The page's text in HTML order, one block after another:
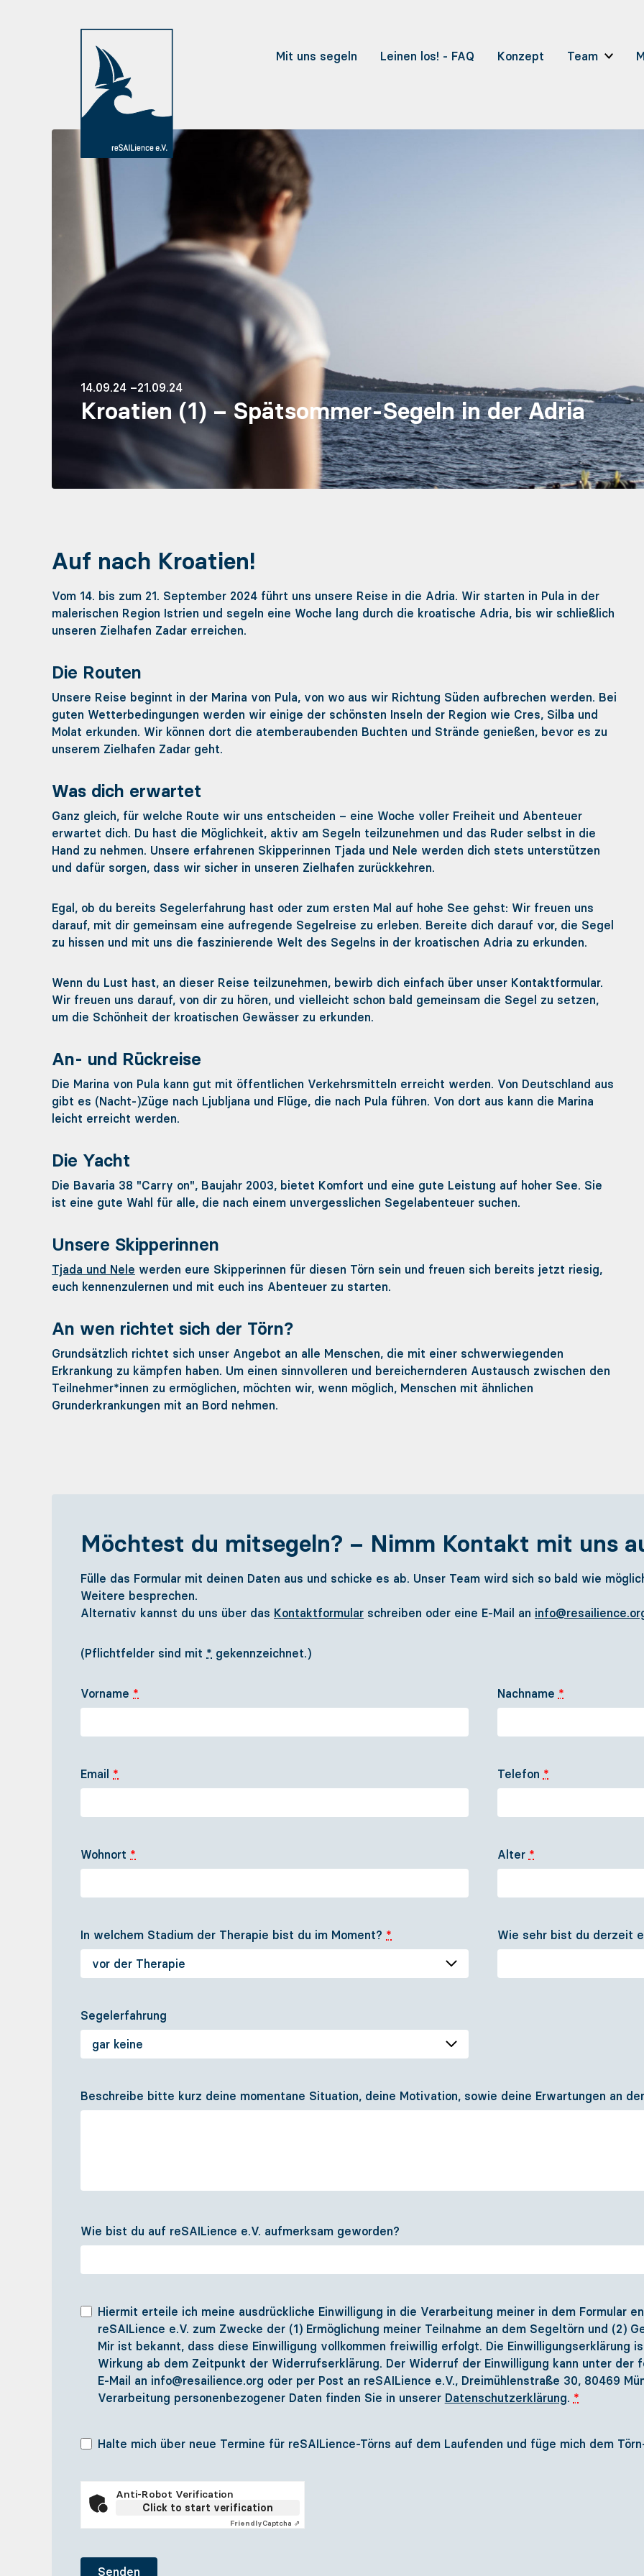
Leinen los! - FAQ
Konzept
Unser Team
Medien
EN
Mit uns segeln Leinen los! - FAQ Konzept Team
14.09.24 –21.09.24
Kroatien (1) – Spätsommer-Segeln in der Adria
Auf nach Kroatien!
Vom 14. bis zum 21. September 2024 führt uns unsere Reise in die Adria. Wir starten in Pula in der
malerischen Region Istrien und segeln eine Woche lang durch die kroatische Adria, bis wir schließlich
unseren Zielhafen Zadar erreichen.
Die Routen
Unsere Reise beginnt in der Marina von Pula, von wo aus wir Richtung Süden aufbrechen werden. Bei
guten Wetterbedingungen werden wir einige der schönsten Inseln der Region wie Cres, Silba und
Molat erkunden. Wir können dort die atemberaubenden Buchten und Strände genießen, bevor es zu
unserem Zielhafen Zadar geht.
Was dich erwartet
Ganz gleich, für welche Route wir uns entscheiden – eine Woche voller Freiheit und Abenteuer
erwartet dich. Du hast die Möglichkeit, aktiv am Segeln teilzunehmen und das Ruder selbst in die
Hand zu nehmen. Unsere erfahrenen Skipperinnen Tjada und Nele werden dich stets unterstützen
und dafür sorgen, dass wir sicher in unseren Zielhafen zurückkehren.
Egal, ob du bereits Segelerfahrung hast oder zum ersten Mal auf hohe See gehst: Wir freuen uns
darauf, mit dir gemeinsam eine aufregende Segelreise zu erleben. Bereite dich darauf vor, die Segel
zu hissen und mit uns die faszinierende Welt des Segelns in der kroatischen Adria zu erkunden.
Wenn du Lust hast, an dieser Reise teilzunehmen, bewirb dich einfach über unser Kontaktformular.
Wir freuen uns darauf, von dir zu hören, und vielleicht schon bald gemeinsam die Segel zu setzen,
um die Schönheit der kroatischen Gewässer zu erkunden.
An- und Rückreise
Die Marina von Pula kann gut mit öffentlichen Verkehrsmitteln erreicht werden. Von Deutschland aus
gibt es (Nacht-)Züge nach Ljubljana und Flüge, die nach Pula führen. Von dort aus kann die Marina
leicht erreicht werden.
Die Yacht
Die Bavaria 38 "Carry on", Baujahr 2003, bietet Komfort und eine gute Leistung auf hoher See. Sie
ist eine gute Wahl für alle, die nach einem unvergesslichen Segelabenteuer suchen.
Unsere Skipperinnen
Tjada und Nele werden eure Skipperinnen für diesen Törn sein und freuen sich bereits jetzt riesig,
euch kennenzulernen und mit euch ins Abenteuer zu starten.
An wen richtet sich der Törn?
Grundsätzlich richtet sich unser Angebot an alle Menschen, die mit einer schwerwiegenden
Erkrankung zu kämpfen haben. Um einen sinnvolleren und bereichernderen Austausch zwischen den
Teilnehmer*innen zu ermöglichen, möchten wir, wenn möglich, Menschen mit ähnlichen
Grunderkrankungen mit an Bord nehmen.
Möchtest du mitsegeln? – Nimm Kontakt mit uns
Fülle das Formular mit deinen Daten aus und schicke es ab. Unser Team wird sich so bald wie
Weitere besprechen.
Alternativ kannst du uns über das Kontaktformular schreiben oder eine E-Mail an
(Pflichtfelder sind mit * gekennzeichnet.)
Vorname * Nachname *
Email * Telefon *
Wohnort * Alter *
In welchem Stadium der Therapie bist du im Moment? * Wie sehr bist du derzeit
Segelerfahrung
Beschreibe bitte kurz deine momentane Situation, deine Motivation, sowie deine Erwartungen an
Wie bist du auf reSAILience e.V. aufmerksam geworden?
Hiermit erteile ich meine ausdrückliche Einwilligung in die Verarbeitung meiner in dem Formular
reSAILience e.V. zum Zwecke der (1) Ermöglichung meiner Teilnahme an dem Segeltörn und (2)
Mir ist bekannt, dass diese Einwilligung vollkommen freiwillig erfolgt. Die Einwilligungserklärung
Wirkung ab dem Zeitpunkt der Widerrufserklärung. Der Widerruf der Einwilligung kann unter
E-Mail an info@resailience.org oder per Post an reSAILience e.V., Dreimühlenstraße 30, 80469
Verarbeitung personenbezogener Daten finden Sie in unserer Datenschutzerklärung. *
Halte mich über neue Termine für reSAILience-Törns auf dem Laufenden und füge mich dem
Anti-Robot Verification
Click to start verification
FriendlyCaptcha ⇗